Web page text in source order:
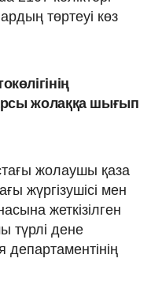
төртеуі көз
жолаққа шығып
жолаушы қаза
жүргізушісі мен
жеткізілген
түрлі дене